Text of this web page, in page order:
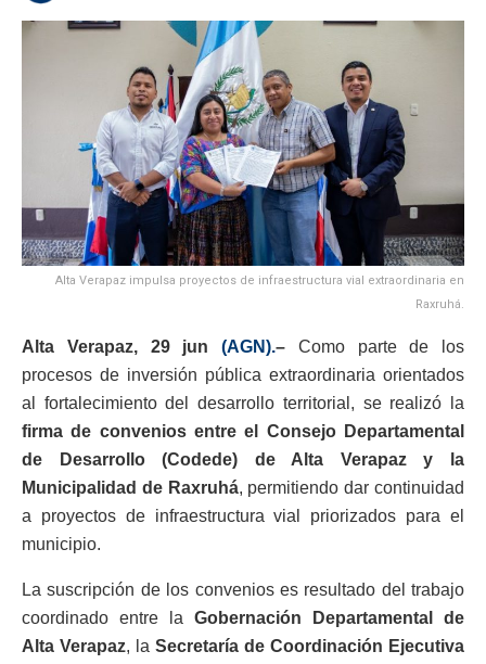
Alta Verapaz impulsa proyectos de infraestructura vial extraordinaria en
Raxruhá.
Alta Verapaz, 29 jun (AGN).– Como parte de los
procesos de inversión pública extraordinaria orientados
al fortalecimiento del desarrollo territorial, se realizó la
firma de convenios entre el Consejo Departamental
de Desarrollo (Codede) de Alta Verapaz y la
Municipalidad de Raxruhá, permitiendo dar continuidad
a proyectos de infraestructura vial priorizados para el
municipio.
La suscripción de los convenios es resultado del trabajo
coordinado entre la Gobernación Departamental de
Alta Verapaz, la Secretaría de Coordinación Ejecutiva